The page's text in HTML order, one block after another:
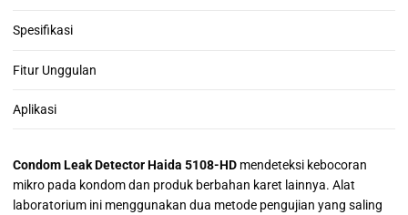
Spesifikasi
Fitur Unggulan
Aplikasi
Condom Leak Detector Haida 5108-HD mendeteksi kebocoran
mikro pada kondom dan produk berbahan karet lainnya. Alat
laboratorium ini menggunakan dua metode pengujian yang saling